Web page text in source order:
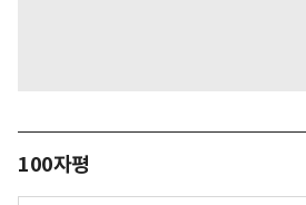
100자평